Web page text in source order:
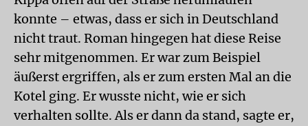
konnte – etwas, dass er sich in Deutschland
nicht traut. Roman hingegen hat diese Reise
sehr mitgenommen. Er war zum Beispiel
äußerst ergriffen, als er zum ersten Mal an die
Kotel ging. Er wusste nicht, wie er sich
verhalten sollte. Als er dann da stand, sagte er,